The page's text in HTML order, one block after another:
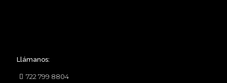
Llámanos:
722 799 8804